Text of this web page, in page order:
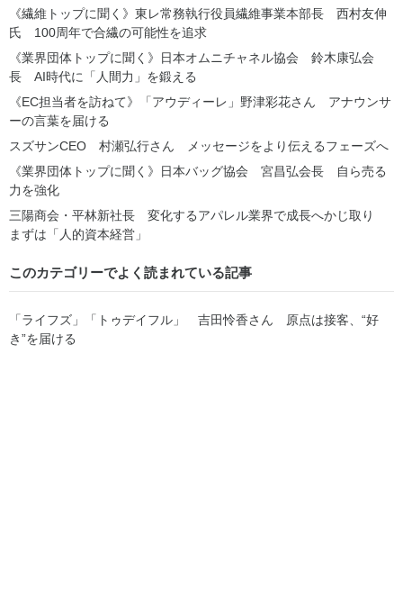
《繊維トップに聞く》東レ常務執行役員繊維事業本部長 西村友伸
氏 100周年で合繊の可能性を追求
《業界団体トップに聞く》日本オムニチャネル協会 鈴木康弘会
長 AI時代に「人間力」を鍛える
《EC担当者を訪ねて》「アウディーレ」野津彩花さん アナウンサ
ーの言葉を届ける
スズサンCEO 村瀬弘行さん メッセージをより伝えるフェーズへ
《業界団体トップに聞く》日本バッグ協会 宮昌弘会長 自ら売る
力を強化
三陽商会・平林新社長 変化するアパレル業界で成長へかじ取り
まずは「人的資本経営」
このカテゴリーでよく読まれている記事
「ライフズ」「トゥデイフル」 吉田怜香さん 原点は接客、“好
き”を届ける